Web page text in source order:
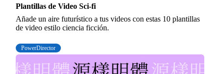
Plantillas de Video Sci-fi
Añade un aire futurístico a tus videos con estas 10 plantillas
de video estilo ciencia ficción.
PowerDirector